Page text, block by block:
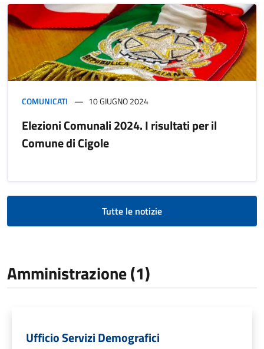
COMUNICATI 10 GIUGNO 2024
Elezioni Comunali 2024. I risultati per il
Comune di Cigole
Tutte le notizie
Amministrazione (1)
Ufficio Servizi Demografici